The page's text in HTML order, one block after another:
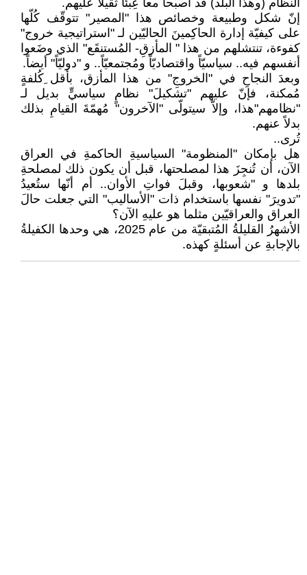
النظام (وهذا البلد) قد أصبحا معاً عِبئاً ثقيلاً عليهم.
إنّ شكل وطبيعة وخصائص هذا "المصير" تتوقّف كُلّها
على كيفيّة إدارة الحاكِمينَ الحاليّين لـ "استراتيجية خروج"
كفوءة، تنتشلهم من هذا " المأزقِ- المُستنقَع" الذي وضَعوا
أنفسهم فيه.. سياسيّاً واقتصاديّاً ومُجتمعيّاً.. و "دوليّاً" أيضاً.
وبعدَ النجاحِ في "الخروجِ" من هذا المأزق، بأقل ِكُلفةٍ
مُمكنة، فإنّ عليهم "تشكيلَ" نظامٍ سياسيٍّ بديل لـ
"نظامهم"هذا، وإلاّ سيتولّى "الآخرون" مُهمّةَ القيامِ بذلك
بدلاً عنهم.
تُرى..
هل بإمكان "المنظومة" السياسيةِ الحاكمةِ في العراق
الآن، أن تُنجِزَ هذا لمصلحتها، قبل أن يكون ذلك لمصلحةِ
بلدها و "شعوبها، وقبلَ فواتِ الأوان.. أم أنّها ستُعيدُ
"تدويرَ" نفسها باستخدام ذات "الأساليب" التي جعلت حالَ
العراق والعراقيّين مثلما هو عليهِ الآن؟
الأشهرُ القليلةُ المُتبقيّة من عام 2025، هي وحدها الكفيلةُ
بالإجابةِ عن أسئلةٍ كهذه.